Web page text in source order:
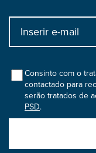
Input
bootstrap
colConsinto com o
contactado para
serão tratados de
PSD.
boostrap